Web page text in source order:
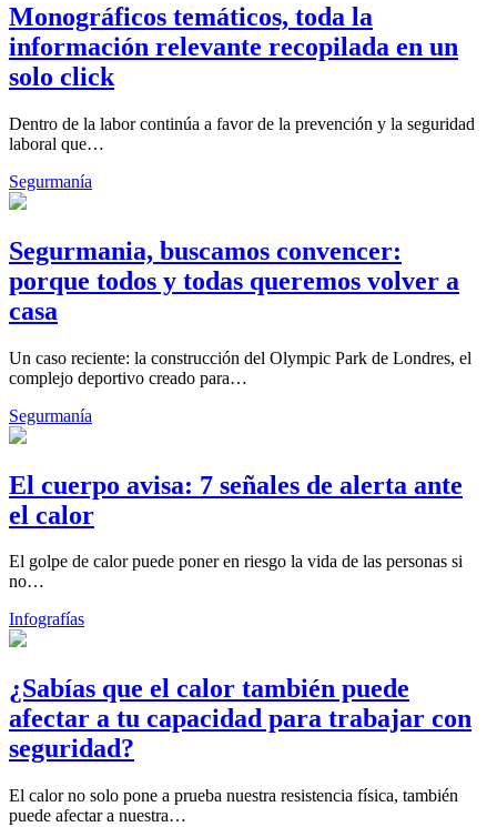
Monográficos temáticos, toda la
información relevante recopilada en un
solo click
Dentro de la labor continúa a favor de la prevención y la seguridad
laboral que…
Segurmanía
Segurmania, buscamos convencer:
porque todos y todas queremos volver a
casa
Un caso reciente: la construcción del Olympic Park de Londres, el
complejo deportivo creado para…
Segurmanía
El cuerpo avisa: 7 señales de alerta ante
el calor
El golpe de calor puede poner en riesgo la vida de las personas si
no…
Infografías
¿Sabías que el calor también puede
afectar a tu capacidad para trabajar con
seguridad?
El calor no solo pone a prueba nuestra resistencia física, también
puede afectar a nuestra…